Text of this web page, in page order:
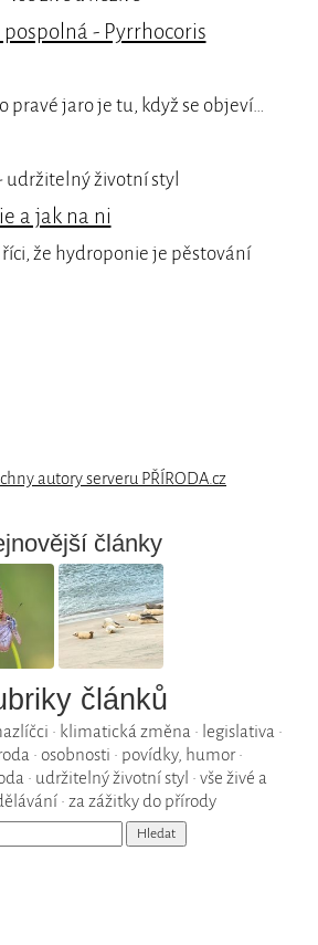
pospolná - Pyrrhocoris
pravé jaro je tu, když se objeví…
udržitelný životní styl
a jak na ni
že hydroponie je pěstování
autory serveru PŘÍRODA.cz
články
článků
• klimatická změna • legislativa •
• osobnosti • povídky, humor•
• udržitelný životní styl • vše živé a
• za zážitky do přírody